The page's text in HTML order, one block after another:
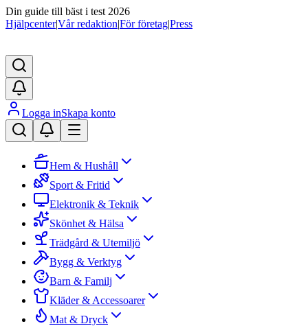
Din guide till bäst i test 2026
Hjälpcenter|Vår redaktion|För företag|Press
Logga inSkapa konto
Hem & Hushåll
Sport & Fritid
Elektronik & Teknik
Skönhet & Hälsa
Trädgård & Utemiljö
Bygg & Verktyg
Barn & Familj
Kläder & Accessoarer
Mat & Dryck